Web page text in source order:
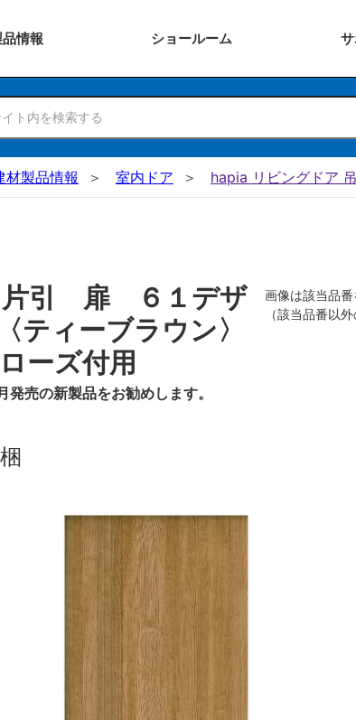
情報 ショールーム
材製品情報 室内ドア hapia リビングドア
片引 扉 ６１デザ
ィーブラウン〉
ーズ付用
売の新製品をお勧めします。
梱
画像は該当品番
（該当品番以